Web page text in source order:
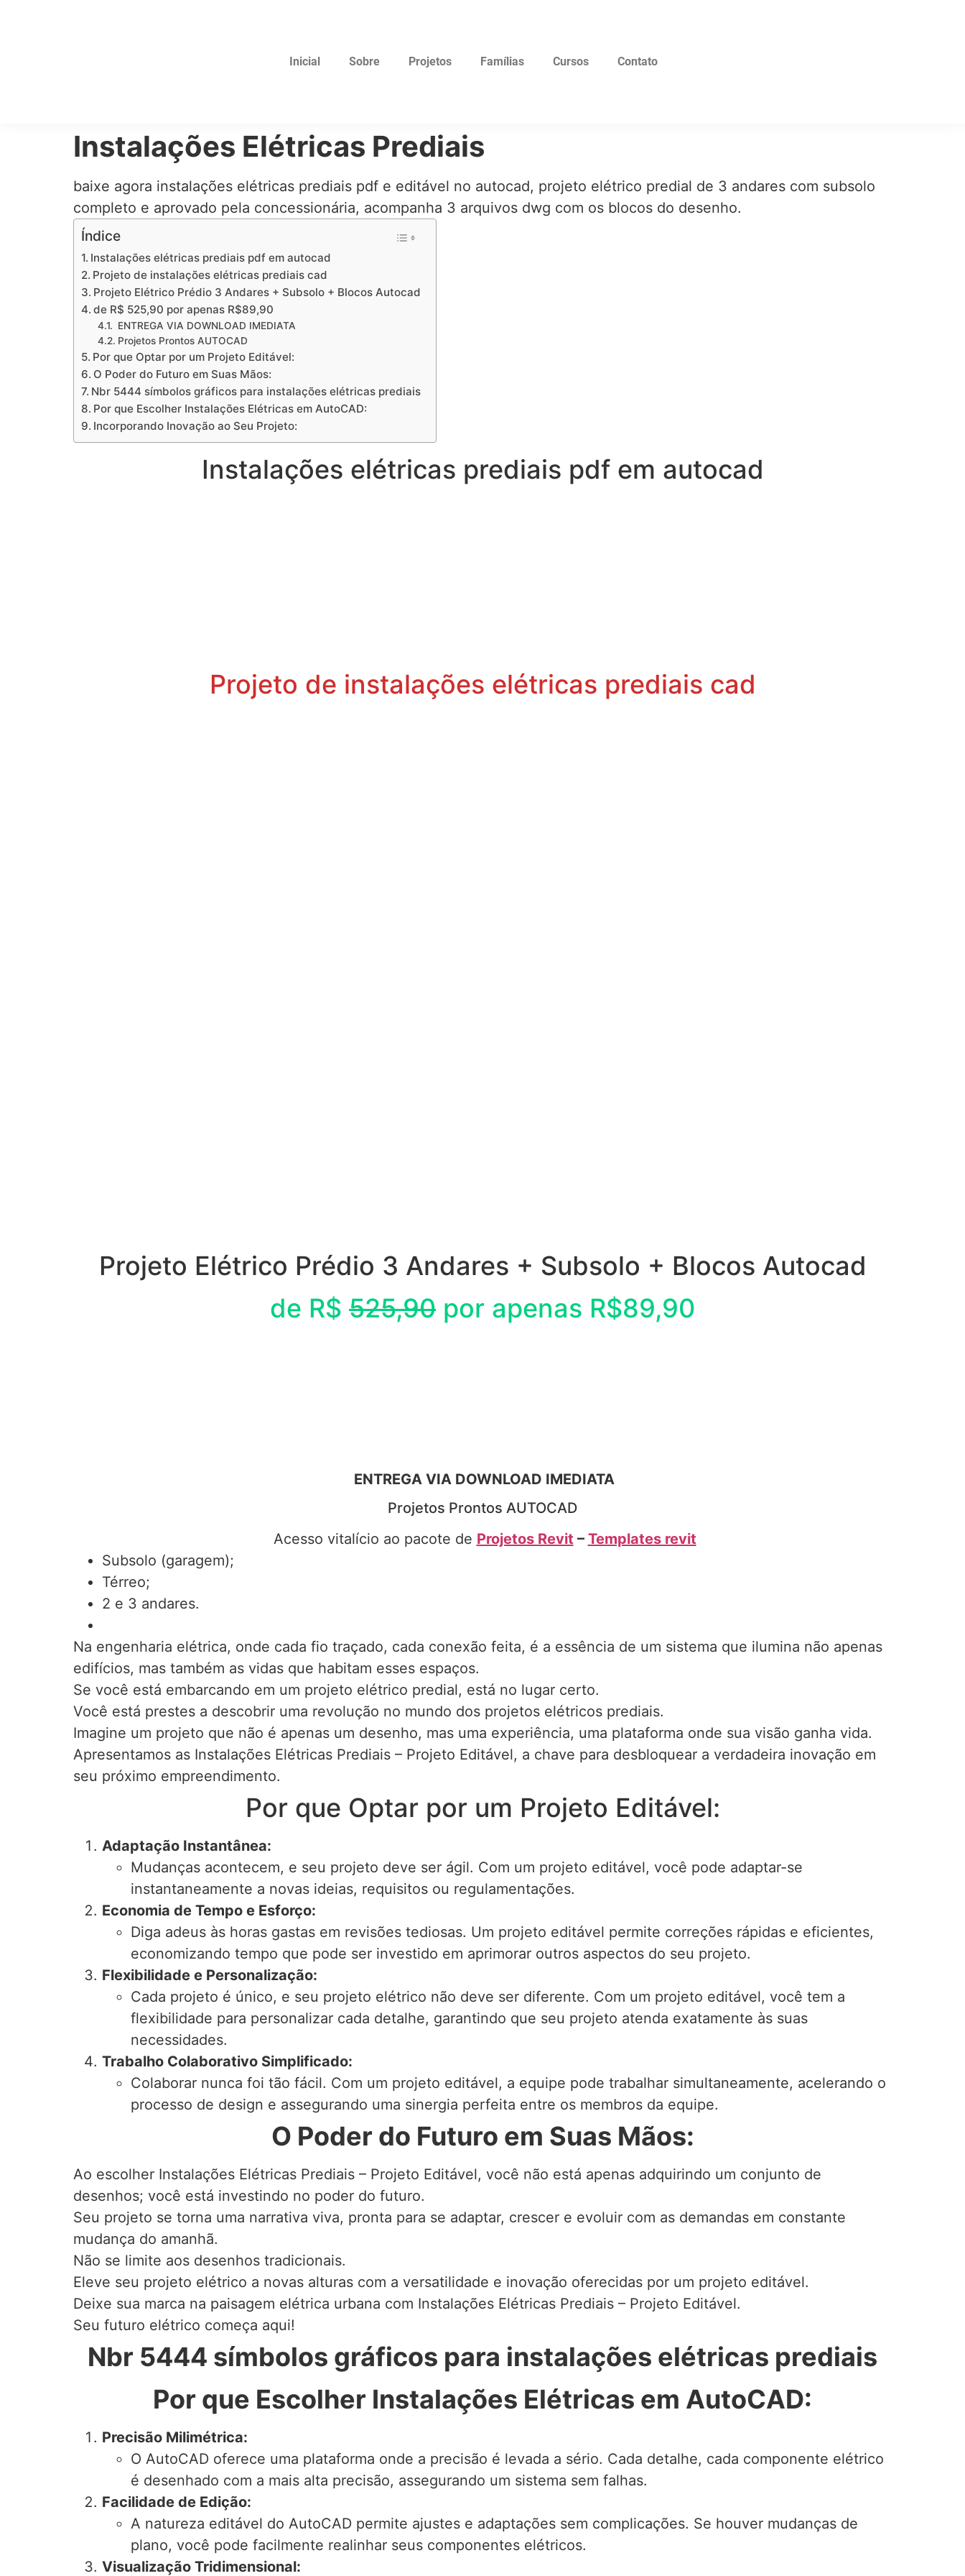
Inicial Sobre Projetos Famílias Cursos Contato
Instalações Elétricas Prediais
baixe agora instalações elétricas prediais pdf e editável no autocad, projeto elétrico predial de 3 andares com subsolo
completo e aprovado pela concessionária, acompanha 3 arquivos dwg com os blocos do desenho.
Índice
Instalações elétricas prediais pdf em autocad
Projeto de instalações elétricas prediais cad
Projeto Elétrico Prédio 3 Andares + Subsolo + Blocos Autocad
de R$ 525,90 por apenas R$89,90
ENTREGA VIA DOWNLOAD IMEDIATA
Projetos Prontos AUTOCAD
Por que Optar por um Projeto Editável:
O Poder do Futuro em Suas Mãos:
Nbr 5444 símbolos gráficos para instalações elétricas prediais
Por que Escolher Instalações Elétricas em AutoCAD:
Incorporando Inovação ao Seu Projeto:
Instalações elétricas prediais pdf em autocad
Projeto de instalações elétricas prediais cad
Projeto Elétrico Prédio 3 Andares + Subsolo + Blocos Autocad
de R$ 525,90 por apenas R$89,90
ENTREGA VIA DOWNLOAD IMEDIATA
Projetos Prontos AUTOCAD
Acesso vitalício ao pacote de Projetos Revit – Templates revit
Subsolo (garagem);
Térreo;
2 e 3 andares.
Na engenharia elétrica, onde cada fio traçado, cada conexão feita, é a essência de um sistema que ilumina não apenas
edifícios, mas também as vidas que habitam esses espaços.
Se você está embarcando em um projeto elétrico predial, está no lugar certo.
Você está prestes a descobrir uma revolução no mundo dos projetos elétricos prediais.
Imagine um projeto que não é apenas um desenho, mas uma experiência, uma plataforma onde sua visão ganha vida.
Apresentamos as Instalações Elétricas Prediais – Projeto Editável, a chave para desbloquear a verdadeira inovação em
seu próximo empreendimento.
Por que Optar por um Projeto Editável:
Adaptação Instantânea:
Mudanças acontecem, e seu projeto deve ser ágil. Com um projeto editável, você pode adaptar-se
instantaneamente a novas ideias, requisitos ou regulamentações.
Economia de Tempo e Esforço:
Diga adeus às horas gastas em revisões tediosas. Um projeto editável permite correções rápidas e eficientes,
economizando tempo que pode ser investido em aprimorar outros aspectos do seu projeto.
Flexibilidade e Personalização:
Cada projeto é único, e seu projeto elétrico não deve ser diferente. Com um projeto editável, você tem a
flexibilidade para personalizar cada detalhe, garantindo que seu projeto atenda exatamente às suas
necessidades.
Trabalho Colaborativo Simplificado:
Colaborar nunca foi tão fácil. Com um projeto editável, a equipe pode trabalhar simultaneamente, acelerando o
processo de design e assegurando uma sinergia perfeita entre os membros da equipe.
O Poder do Futuro em Suas Mãos:
Ao escolher Instalações Elétricas Prediais – Projeto Editável, você não está apenas adquirindo um conjunto de
desenhos; você está investindo no poder do futuro.
Seu projeto se torna uma narrativa viva, pronta para se adaptar, crescer e evoluir com as demandas em constante
mudança do amanhã.
Não se limite aos desenhos tradicionais.
Eleve seu projeto elétrico a novas alturas com a versatilidade e inovação oferecidas por um projeto editável.
Deixe sua marca na paisagem elétrica urbana com Instalações Elétricas Prediais – Projeto Editável.
Seu futuro elétrico começa aqui!
Nbr 5444 símbolos gráficos para instalações elétricas prediais
Por que Escolher Instalações Elétricas em AutoCAD:
Precisão Milimétrica:
O AutoCAD oferece uma plataforma onde a precisão é levada a sério. Cada detalhe, cada componente elétrico
é desenhado com a mais alta precisão, assegurando um sistema sem falhas.
Facilidade de Edição:
A natureza editável do AutoCAD permite ajustes e adaptações sem complicações. Se houver mudanças de
plano, você pode facilmente realinhar seus componentes elétricos.
Visualização Tridimensional: